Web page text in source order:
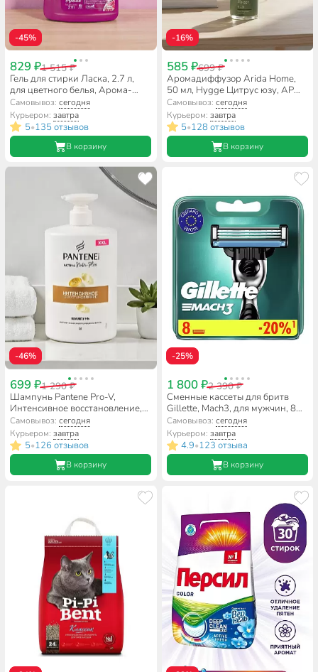
-45%
829 ₽1 515 ₽
Гель для стирки Ласка, 2.7 л,
для цветного белья, Арома-
уход
Самовывоз:сегодня
Курьером:завтра
5•135 отзывов
В корзину
-16%
585 ₽699 ₽
Аромадиффузор Arida Home,
50 мл, Hygge Цитрус юзу, АР
100-031
Самовывоз: сегодня
Курьером: завтра
5•128 отзывов
В корзину
-46%
699 ₽1 290 ₽
Шампунь Pantene Pro-V,
Интенсивное восстановление,
900 мл
Самовывоз:сегодня
Курьером:завтра
5•126 отзывов
В корзину
-25%
1 800 ₽2 390 ₽
Сменные кассеты для бритв
Gillette, Mach3, для мужчин, 8
шт
Самовывоз: сегодня
Курьером: завтра
4.9•123 отзыва
В корзину